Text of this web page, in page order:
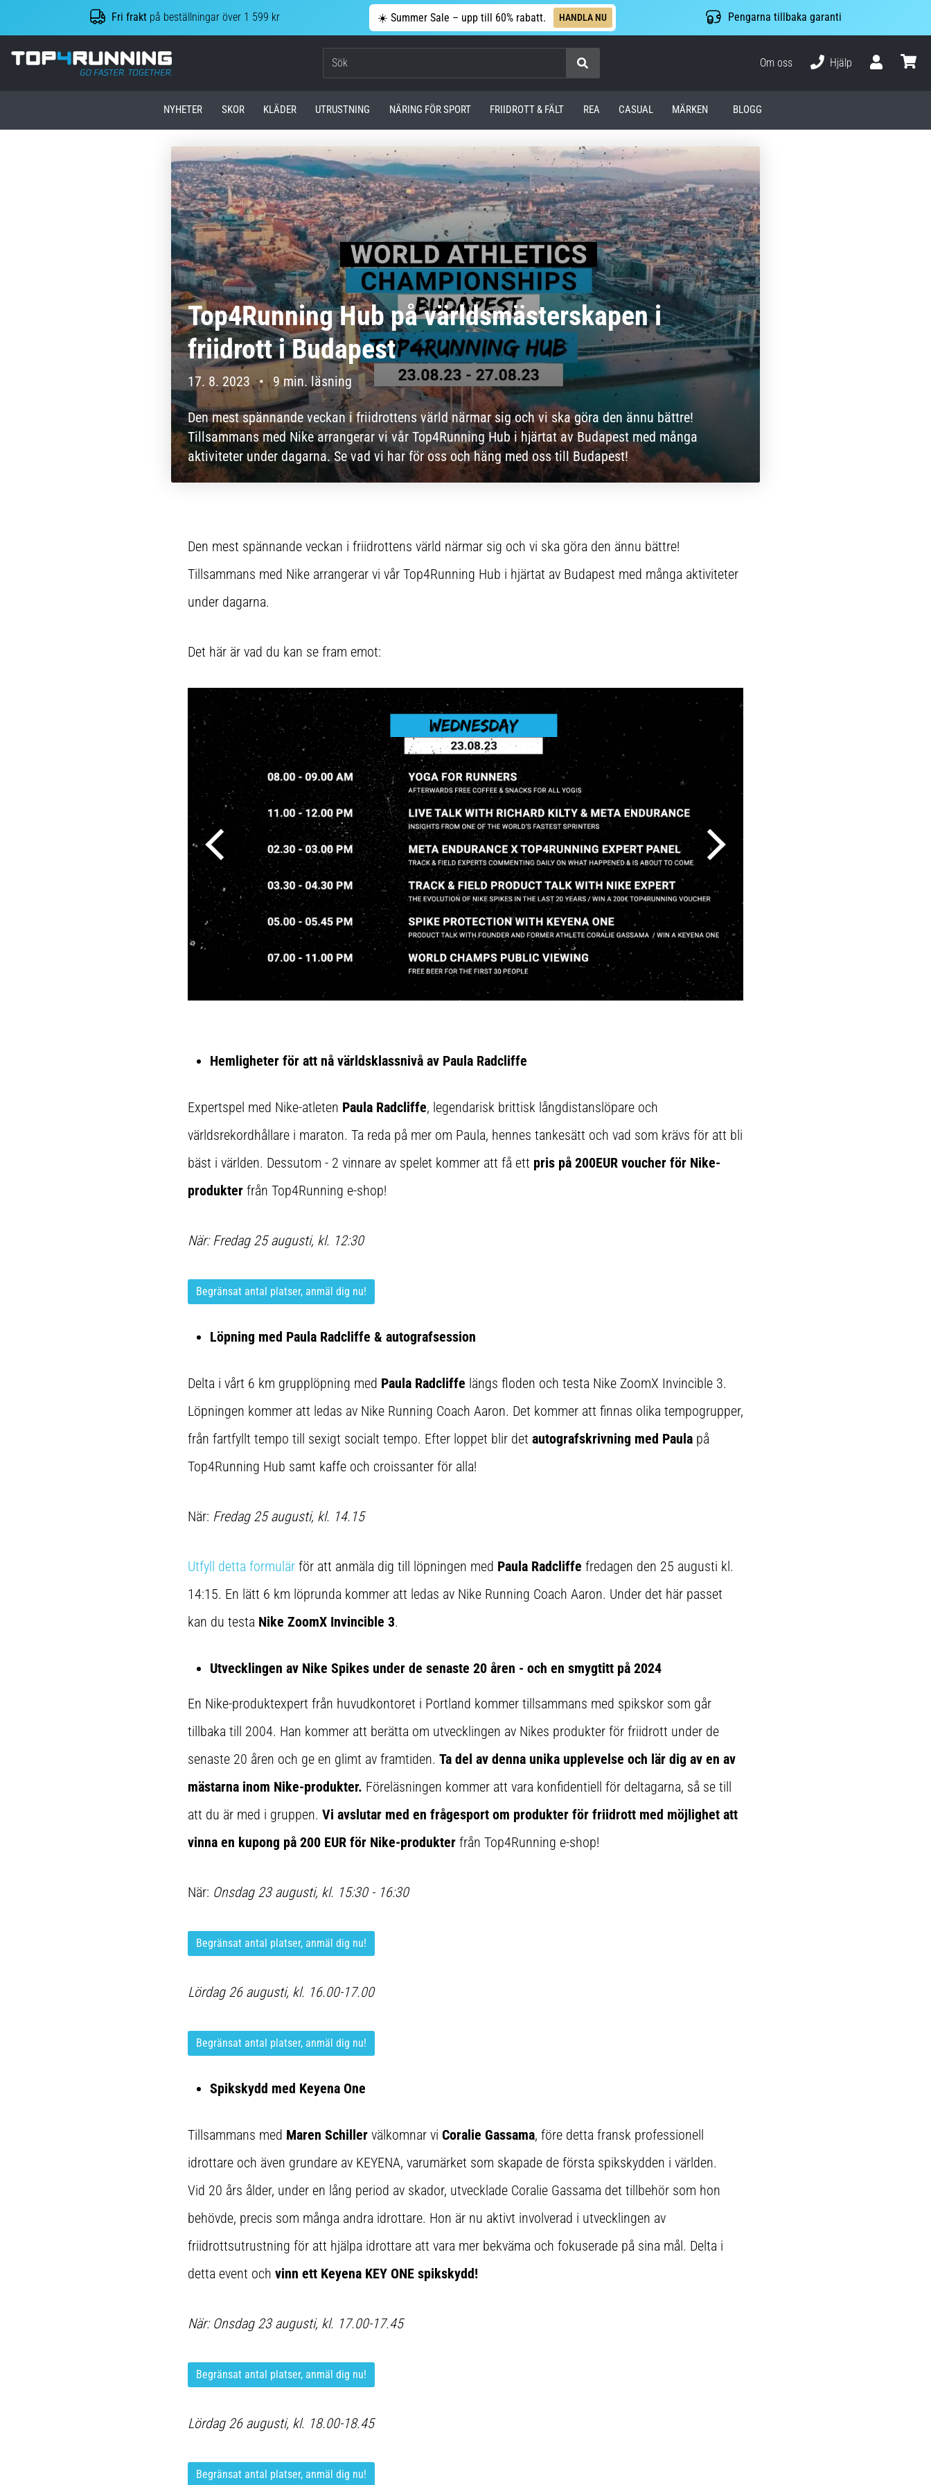
Fri frakt på beställningar över 1 599 kr ☀️ Summer Sale – upp till 60% rabatt. HANDLA NU Pengarna tillbaka garanti
Top4Running.se
Om oss
Hjälp
NYHETER SKOR KLÄDER UTRUSTNING NÄRING FÖR SPORT FRIIDROTT & FÄLT REA CASUAL MÄRKEN BLOGG
Top4Running Hub på världsmästerskapen i
friidrott i Budapest
17. 8. 2023 • 9 min. läsning
Den mest spännande veckan i friidrottens värld närmar sig och vi ska göra den ännu bättre!
Tillsammans med Nike arrangerar vi vår Top4Running Hub i hjärtat av Budapest med många
aktiviteter under dagarna. Se vad vi har för oss och häng med oss till Budapest!
Den mest spännande veckan i friidrottens värld närmar sig och vi ska göra den ännu bättre!
Tillsammans med Nike arrangerar vi vår Top4Running Hub i hjärtat av Budapest med många aktiviteter
under dagarna.
Det här är vad du kan se fram emot:
Hemligheter för att nå världsklassnivå av Paula Radcliffe
Expertspel med Nike-atleten Paula Radcliffe, legendarisk brittisk långdistanslöpare och
världsrekordhållare i maraton. Ta reda på mer om Paula, hennes tankesätt och vad som krävs för att bli
bäst i världen. Dessutom - 2 vinnare av spelet kommer att få ett pris på 200EUR voucher för Nike-
produkter från Top4Running e-shop!
När: Fredag 25 augusti, kl. 12:30
Begränsat antal platser, anmäl dig nu!
Löpning med Paula Radcliffe & autografsession
Delta i vårt 6 km grupplöpning med Paula Radcliffe längs floden och testa Nike ZoomX Invincible 3.
Löpningen kommer att ledas av Nike Running Coach Aaron. Det kommer att finnas olika tempogrupper,
från fartfyllt tempo till sexigt socialt tempo. Efter loppet blir det autografskrivning med Paula på
Top4Running Hub samt kaffe och croissanter för alla!
När: Fredag 25 augusti, kl. 14.15
Utfyll detta formulär för att anmäla dig till löpningen med Paula Radcliffe fredagen den 25 augusti kl.
14:15. En lätt 6 km löprunda kommer att ledas av Nike Running Coach Aaron. Under det här passet
kan du testa Nike ZoomX Invincible 3.
Utvecklingen av Nike Spikes under de senaste 20 åren - och en smygtitt på 2024
En Nike-produktexpert från huvudkontoret i Portland kommer tillsammans med spikskor som går
tillbaka till 2004. Han kommer att berätta om utvecklingen av Nikes produkter för friidrott under de
senaste 20 åren och ge en glimt av framtiden. Ta del av denna unika upplevelse och lär dig av en av
mästarna inom Nike-produkter. Föreläsningen kommer att vara konfidentiell för deltagarna, så se till
att du är med i gruppen. Vi avslutar med en frågesport om produkter för friidrott med möjlighet att
vinna en kupong på 200 EUR för Nike-produkter från Top4Running e-shop!
När: Onsdag 23 augusti, kl. 15:30 - 16:30
Begränsat antal platser, anmäl dig nu!
Lördag 26 augusti, kl. 16.00-17.00
Begränsat antal platser, anmäl dig nu!
Spikskydd med Keyena One
Tillsammans med Maren Schiller välkomnar vi Coralie Gassama, före detta fransk professionell
idrottare och även grundare av KEYENA, varumärket som skapade de första spikskydden i världen.
Vid 20 års ålder, under en lång period av skador, utvecklade Coralie Gassama det tillbehör som hon
behövde, precis som många andra idrottare. Hon är nu aktivt involverad i utvecklingen av
friidrottsutrustning för att hjälpa idrottare att vara mer bekväma och fokuserade på sina mål. Delta i
detta event och vinn ett Keyena KEY ONE spikskydd!
När: Onsdag 23 augusti, kl. 17.00-17.45
Begränsat antal platser, anmäl dig nu!
Lördag 26 augusti, kl. 18.00-18.45
Begränsat antal platser, anmäl dig nu!